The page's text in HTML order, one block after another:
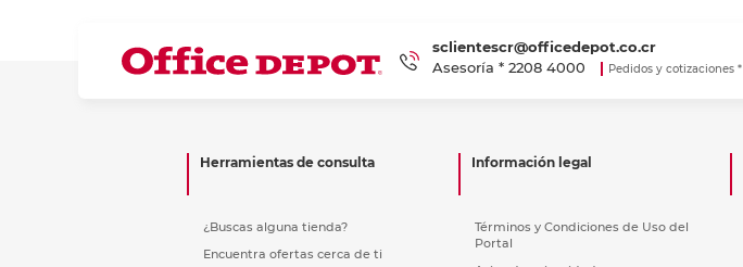
sclientescr@officedepot.co.cr
Asesoría * 2208 4000 Pedidos y cotizaciones *
Herramientas de consulta
¿Buscas alguna tienda?
Encuentra ofertas cerca de ti
Información legal
Términos y Condiciones de Uso del
Portal